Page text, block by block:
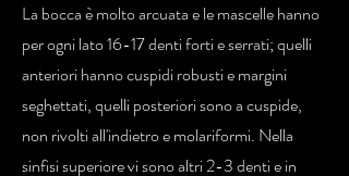
La bocca è molto arcuata e le mascelle hanno
per ogni lato 16-17 denti forti e serrati; quelli
anteriori hanno cuspidi robusti e margini
seghettati, quelli posteriori sono a cuspide,
non rivolti all'indietro e molariformi. Nella
sinfisi superiore vi sono altri 2-3 denti e in